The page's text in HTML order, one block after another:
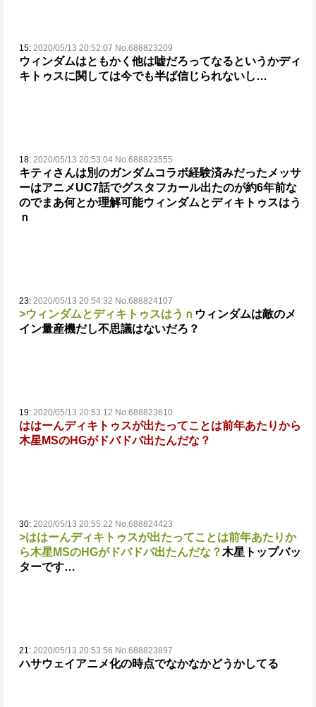
15: 2020/05/13 20:52:07 No.688823209
ウィンダムはともかく他は嘘だろってなるというかディ
キトゥスに関しては今でも半ば信じられないし…
18: 2020/05/13 20:53:04 No.688823555
キティさんは別のガンダムコラボ経験済みだった メッサ
ーはアニメUC7話でグスタフカール出たのが約6年前な
のでまあ何とか理解可能ウィンダムとディキトゥスはう
ｎ
23: 2020/05/13 20:54:32 No.688824107
>ウィンダムとディキトゥスはうｎ ウィンダムは敵のメ
イン量産機だし不思議はないだろ？
19: 2020/05/13 20:53:12 No.688823610
ははーんディキトゥスが出たってことは前年あたりから
木星MSのHGがドバドバ出たんだな？
30: 2020/05/13 20:55:22 No.688824423
>ははーんディキトゥスが出たってことは前年あたりか
ら木星MSのHGがドバドバ出たんだな？木星トップバッ
ターです…
21: 2020/05/13 20:53:56 No.688823897
ハサウェイアニメ化の時点でなかなかどうかしてる